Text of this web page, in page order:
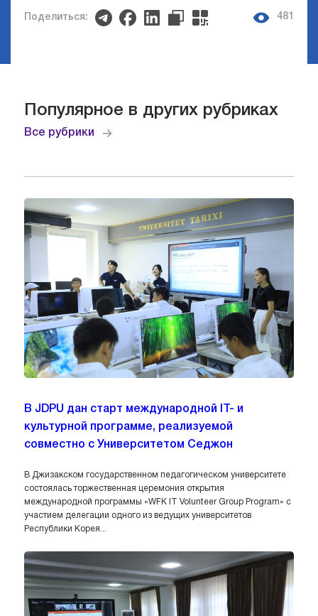
Поделиться: 481
Популярное в других рубриках
Все рубрики
В JDPU дан старт международной IT- и
культурной программе, реализуемой
совместно с Университетом Седжон
В Джизакском государственном педагогическом университете
состоялась торжественная церемония открытия
международной программы «WFK IT Volunteer Group Program» с
участием делегации одного из ведущих университетов
Республики Корея...